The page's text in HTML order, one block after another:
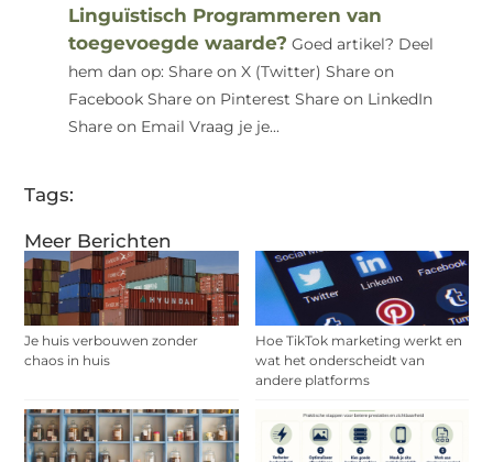
Meer Berichten
Je huis verbouwen zonder
chaos in huis
Hoe TikTok marketing werkt en
wat het onderscheidt van
andere platforms
Linguïstisch Programmeren van
toegevoegde waarde? Goed artikel? Deel
hem dan op: Share on X (Twitter) Share on
Facebook Share on Pinterest Share on LinkedIn
Share on Email Vraag je je...
Tags: